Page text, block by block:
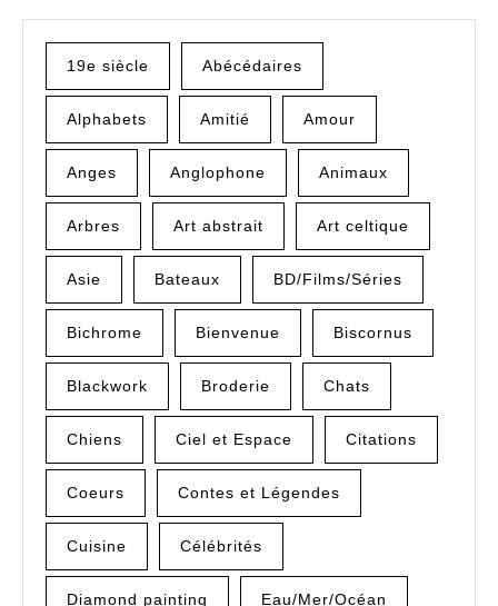
19e siècle Abécédaires
Alphabets Amitié Amour
Anges Anglophone Animaux
Arbres Art abstrait Art celtique
Asie Bateaux BD/Films/Séries
Bichrome Bienvenue Biscornus
Blackwork Broderie Chats
Chiens Ciel et Espace Citations
Coeurs Contes et Légendes
Cuisine Célébrités
Diamond painting Eau/Mer/Océan